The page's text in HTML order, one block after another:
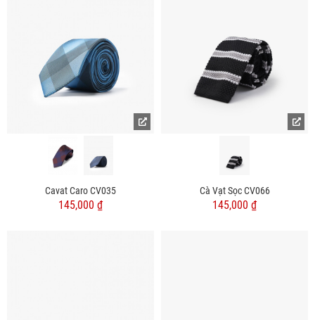
Cavat Caro CV035
145,000 ₫
Cà Vạt Sọc CV066
145,000 ₫